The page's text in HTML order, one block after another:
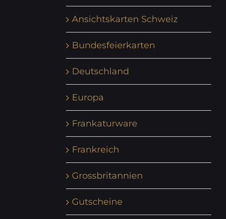
Ansichtskarten Schweiz
Bundesfeierkarten
Deutschland
Europa
Frankaturware
Frankreich
Grossbritannien
Gutscheine